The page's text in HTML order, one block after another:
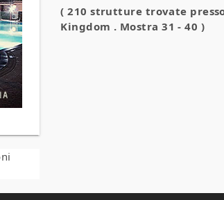
( 210 strutture trovate
Kingdom . Mostra 31 - 40 )